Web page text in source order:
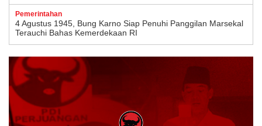
Pemerintahan
4 Agustus 1945, Bung Karno Siap Penuhi Panggilan Marsekal
Terauchi Bahas Kemerdekaan RI